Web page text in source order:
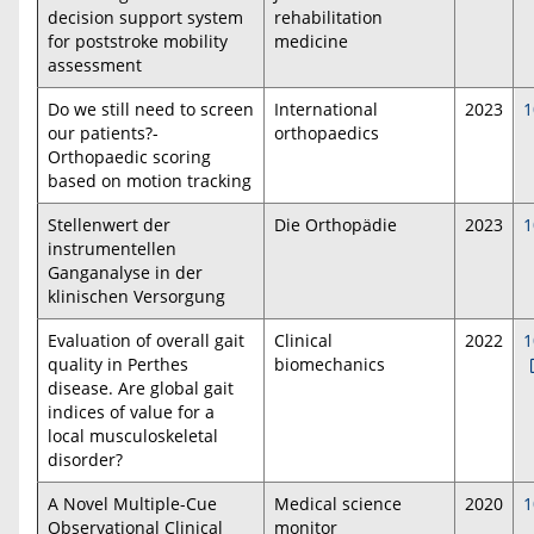
decision support system
for poststroke mobility
assessment
rehabilitation
medicine
Do we still need to screen
our patients?-
Orthopaedic scoring
based on motion tracking
International
orthopaedics
2023
Stellenwert der
instrumentellen
Ganganalyse in der
klinischen Versorgung
Die Orthopädie 2023
Evaluation of overall gait
quality in Perthes
disease. Are global gait
indices of value for a
local musculoskeletal
disorder?
Clinical
biomechanics
2022
A Novel Multiple-Cue
Observational Clinical
Medical science
monitor
2020